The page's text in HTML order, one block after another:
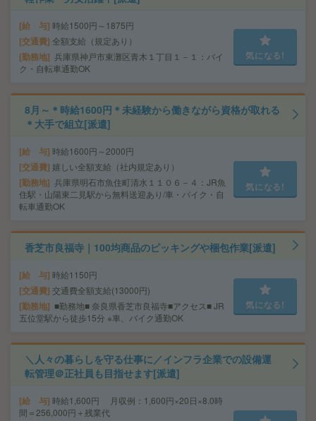
給 与 時給1500円～1875円
交通費 全額支給（規定あり）
勤務地 兵庫県神戸市東灘区青木１丁目１－１：バイ
ク・自転車通勤OK
気になる!
8月～＊時給1600円＊未経験から働きながら資格が取れる
＊大手で組立[派遣]
給 与 時給1600円～2000円
交通費 嬉しい全額支給（社内規定あり）
勤務地 兵庫県明石市魚住町清水１１０６－４：JR魚
住駅・山陽東二見駅から無料送迎あり/車・バイク・自
転車通勤OK
気になる!
香芝市良福寺｜100均商品のピッキングや梱包作業[派遣]
給 与 時給1150円
交通費 交通費全額支給(13000円)
勤務地
■勤務地■ 奈良県香芝市良福寺■アクセス■ JR
五位堂駅から徒歩15分 ※車、バイク通勤OK
気になる!
＼人々の暮らしを守る仕事に／インフラ企業での設備運
転管理＠正社員も目指せます[派遣]
給 与 時給1,600円 月収例：1,600円×20日×8.0時
間＝256,000円＋残業代